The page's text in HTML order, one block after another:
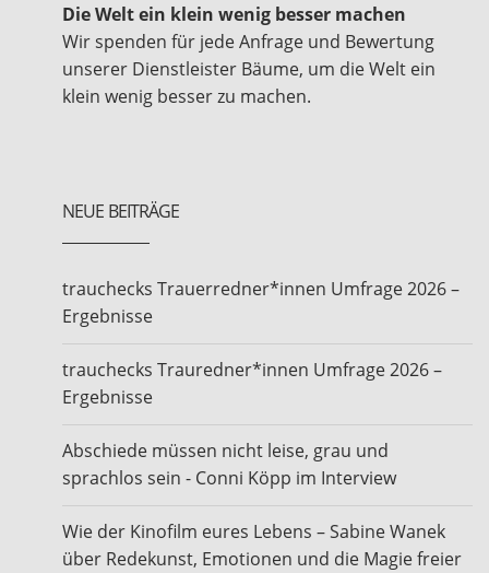
Die Welt ein klein wenig besser machen
Wir spenden für jede Anfrage und Bewertung
unserer Dienstleister Bäume, um die Welt ein
klein wenig besser zu machen.
NEUE BEITRÄGE
trauchecks Trauerredner*innen Umfrage 2026 –
Ergebnisse
trauchecks Trauredner*innen Umfrage 2026 –
Ergebnisse
Abschiede müssen nicht leise, grau und
sprachlos sein - Conni Köpp im Interview
Wie der Kinofilm eures Lebens – Sabine Wanek
über Redekunst, Emotionen und die Magie freier